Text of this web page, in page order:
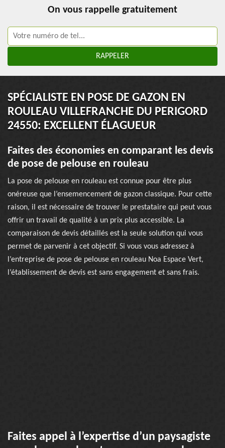
On vous rappelle gratuitement
SPÉCIALISTE EN POSE DE GAZON EN
ROULEAU VILLEFRANCHE DU PERIGORD
24550: EXCELLENT ÉLAGUEUR
Faites des économies en comparant les devis
de pose de pelouse en rouleau
La pose de pelouse en rouleau est connue pour être plus
onéreuse que l’ensemencement de gazon classique. Pour cette
raison, il est nécessaire de trouver le prestataire qui peut vous
offrir un travail de qualité à un prix plus accessible. La
comparaison de devis détaillés est la seule solution qui vous
permet de parvenir à cet objectif. Si vous vous adressez à
l’entreprise de pose de pelouse en rouleau Noa Espace Vert,
l’établissement de devis est sans engagement et sans frais.
Faites appel à l’expertise d’un paysagiste